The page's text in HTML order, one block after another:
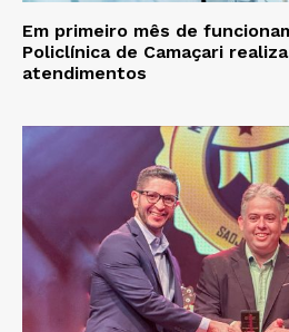
Em primeiro mês de
Policlínica de Camaçari
atendimentos